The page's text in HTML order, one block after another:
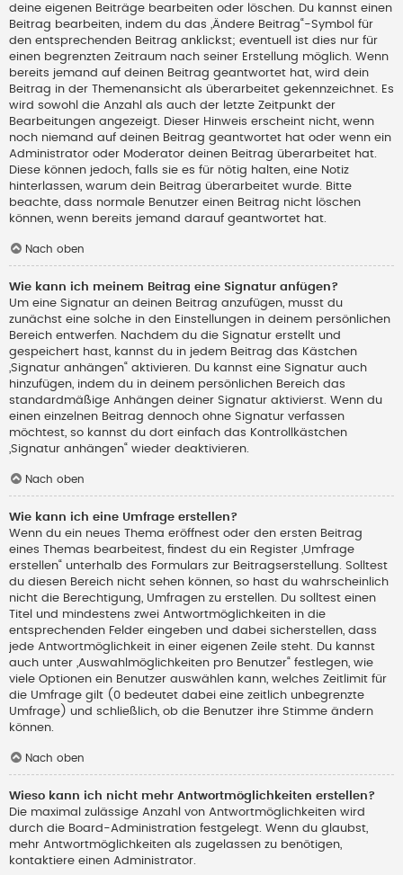
deine eigenen Beiträge bearbeiten oder löschen. Du kannst einen
Beitrag bearbeiten, indem du das „Ändere Beitrag“-Symbol für
den entsprechenden Beitrag anklickst; eventuell ist dies nur für
einen begrenzten Zeitraum nach seiner Erstellung möglich. Wenn
bereits jemand auf deinen Beitrag geantwortet hat, wird dein
Beitrag in der Themenansicht als überarbeitet gekennzeichnet. Es
wird sowohl die Anzahl als auch der letzte Zeitpunkt der
Bearbeitungen angezeigt. Dieser Hinweis erscheint nicht, wenn
noch niemand auf deinen Beitrag geantwortet hat oder wenn ein
Administrator oder Moderator deinen Beitrag überarbeitet hat.
Diese können jedoch, falls sie es für nötig halten, eine Notiz
hinterlassen, warum dein Beitrag überarbeitet wurde. Bitte
beachte, dass normale Benutzer einen Beitrag nicht löschen
können, wenn bereits jemand darauf geantwortet hat.
Nach oben
Wie kann ich meinem Beitrag eine Signatur anfügen?
Um eine Signatur an deinen Beitrag anzufügen, musst du
zunächst eine solche in den Einstellungen in deinem persönlichen
Bereich entwerfen. Nachdem du die Signatur erstellt und
gespeichert hast, kannst du in jedem Beitrag das Kästchen
„Signatur anhängen“ aktivieren. Du kannst eine Signatur auch
hinzufügen, indem du in deinem persönlichen Bereich das
standardmäßige Anhängen deiner Signatur aktivierst. Wenn du
einen einzelnen Beitrag dennoch ohne Signatur verfassen
möchtest, so kannst du dort einfach das Kontrollkästchen
„Signatur anhängen“ wieder deaktivieren.
Nach oben
Wie kann ich eine Umfrage erstellen?
Wenn du ein neues Thema eröffnest oder den ersten Beitrag
eines Themas bearbeitest, findest du ein Register „Umfrage
erstellen“ unterhalb des Formulars zur Beitragserstellung. Solltest
du diesen Bereich nicht sehen können, so hast du wahrscheinlich
nicht die Berechtigung, Umfragen zu erstellen. Du solltest einen
Titel und mindestens zwei Antwortmöglichkeiten in die
entsprechenden Felder eingeben und dabei sicherstellen, dass
jede Antwortmöglichkeit in einer eigenen Zeile steht. Du kannst
auch unter „Auswahlmöglichkeiten pro Benutzer“ festlegen, wie
viele Optionen ein Benutzer auswählen kann, welches Zeitlimit für
die Umfrage gilt (0 bedeutet dabei eine zeitlich unbegrenzte
Umfrage) und schließlich, ob die Benutzer ihre Stimme ändern
können.
Nach oben
Wieso kann ich nicht mehr Antwortmöglichkeiten erstellen?
Die maximal zulässige Anzahl von Antwortmöglichkeiten wird
durch die Board-Administration festgelegt. Wenn du glaubst,
mehr Antwortmöglichkeiten als zugelassen zu benötigen,
kontaktiere einen Administrator.